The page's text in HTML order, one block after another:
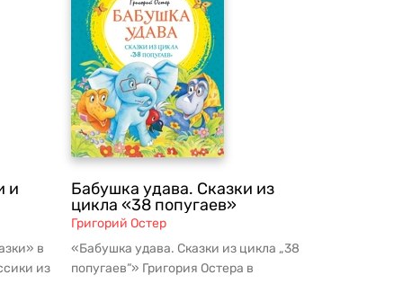
и
в
из
Бабушка удава. Сказки из
цикла «38 попугаев»
Григорий Остер
«Бабушка удава. Сказки из цикла „38
попугаев“» Григория Остера в